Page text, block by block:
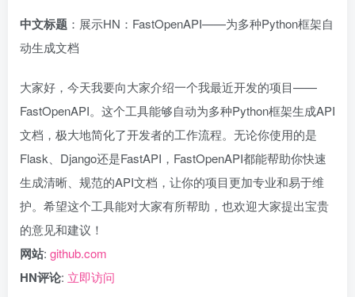
中文标题 ：展示HN：FastOpenAPI——为多种Python框架自
动生成文档
大家好，今天我要向大家介绍一个我最近开发的项目——
FastOpenAPI。这个工具能够自动为多种Python框架生成API
文档，极大地简化了开发者的工作流程。无论你使用的是
Flask、Django还是FastAPI，FastOpenAPI都能帮助你快速
生成清晰、规范的API文档，让你的项目更加专业和易于维
护。希望这个工具能对大家有所帮助，也欢迎大家提出宝贵
的意见和建议！
网站: github.com
HN评论: 立即访问